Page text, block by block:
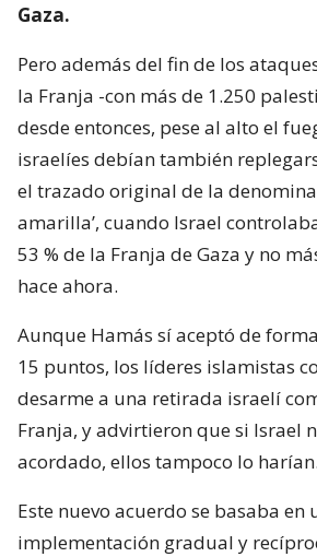
Gaza.
Pero además del fin de los
la Franja -con más de 1.250
desde entonces, pese al alto el
israelíes debían también
el trazado original de la
amarilla’, cuando Israel
53 % de la Franja de Gaza y no
hace ahora.
Aunque Hamás sí aceptó de
15 puntos, los líderes islamistas
desarme a una retirada israelí
Franja, y advirtieron que si Israel
acordado, ellos tampoco lo harían.
Este nuevo acuerdo se basaba en
implementación gradual y